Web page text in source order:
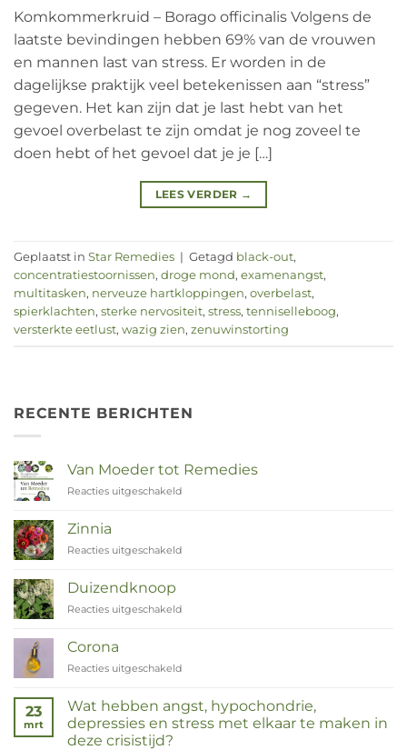
Komkommerkruid – Borago officinalis Volgens de
laatste bevindingen hebben 69% van de vrouwen
en mannen last van stress. Er worden in de
dagelijkse praktijk veel betekenissen aan “stress”
gegeven. Het kan zijn dat je last hebt van het
gevoel overbelast te zijn omdat je nog zoveel te
doen hebt of het gevoel dat je je […]
LEES VERDER →
Geplaatst in Star Remedies | Getagd black-out,
concentratiestoornissen, droge mond, examenangst,
multitasken, nerveuze hartkloppingen, overbelast,
spierklachten, sterke nervositeit, stress, tenniselleboog,
versterkte eetlust, wazig zien, zenuwinstorting
RECENTE BERICHTEN
Van Moeder tot Remedies
Reacties uitgeschakeld
Zinnia
Reacties uitgeschakeld
Duizendknoop
Reacties uitgeschakeld
Corona
Reacties uitgeschakeld
23
mrt
Wat hebben angst, hypochondrie,
depressies en stress met elkaar te maken in
deze crisistijd?